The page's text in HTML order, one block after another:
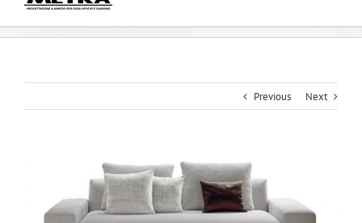
Previous Next